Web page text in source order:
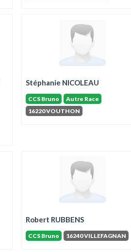
Stéphanie NICOLEAU
CCS Bruno
Autre Race
16220 VOUTHON
Robert RUBBENS
CCS Bruno 16240 VILLEFAGNAN